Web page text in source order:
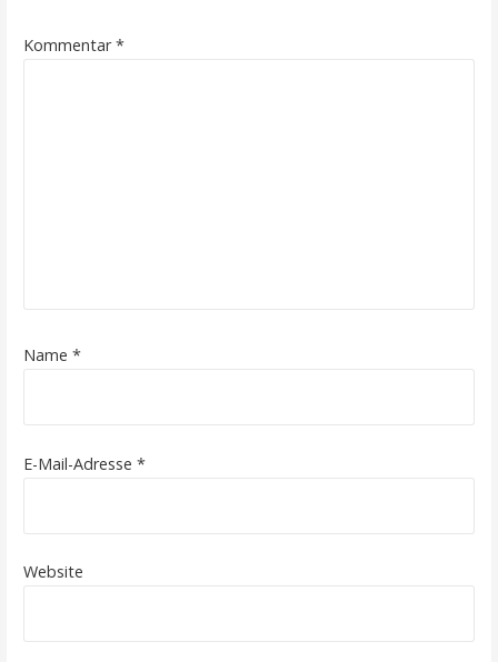
Kommentar*
Name *
E-Mail-Adresse *
Website